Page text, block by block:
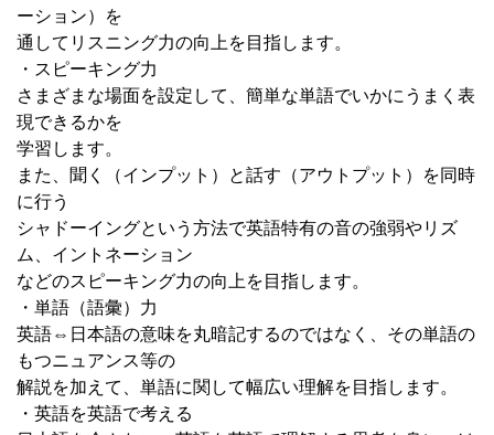
ーション）を
通してリスニング力の向上を目指します。
・スピーキング力
さまざまな場面を設定して、簡単な単語でいかにうまく表
現できるかを
学習します。
また、聞く（インプット）と話す（アウトプット）を同時
に行う
シャドーイングという方法で英語特有の音の強弱やリズ
ム、イントネーション
などのスピーキング力の向上を目指します。
・単語（語彙）力
英語⇔日本語の意味を丸暗記するのではなく、その単語の
もつニュアンス等の
解説を加えて、単語に関して幅広い理解を目指します。
・英語を英語で考える